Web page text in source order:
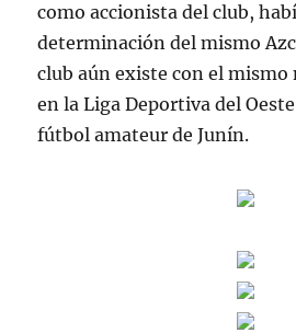
como accionista del club,
determinación del mismo
club aún existe con el mismo
en la Liga Deportiva del
fútbol amateur de Junín.